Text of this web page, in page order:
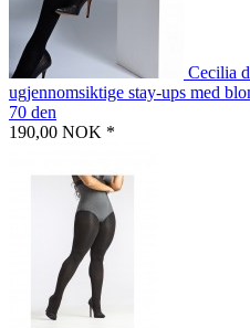
Cecilia
ugjennomsiktige stay-ups med
70 den
190,00 NOK *